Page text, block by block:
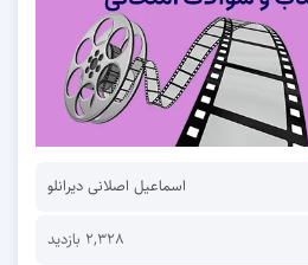
اسماعیل اصلانی دیرانلو
2,328 بازدید